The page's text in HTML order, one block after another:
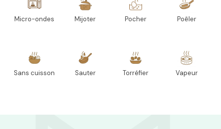
Micro-ondes Mijoter Pocher Poêler
Sans cuisson Sauter Torréfier Vapeur